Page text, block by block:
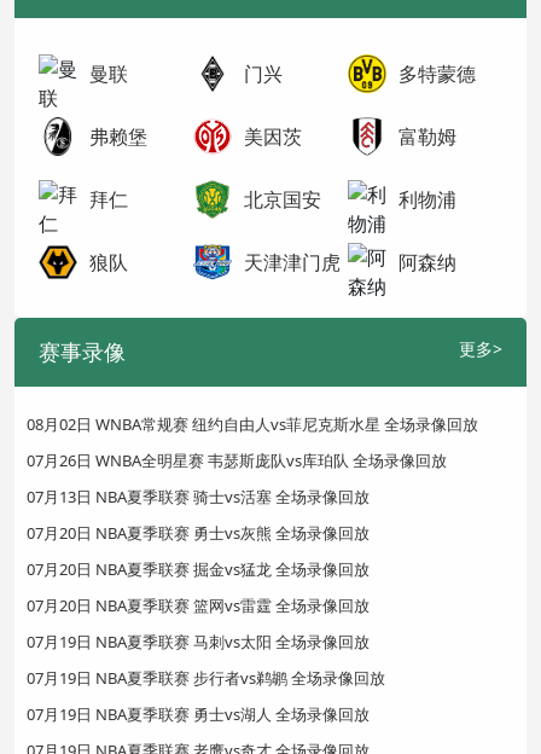
曼联 门兴 多特蒙德
弗赖堡 美因茨 富勒姆
拜仁 北京国安 利物浦
狼队 天津津门虎 阿森纳
赛事录像 更多>
08月02日 WNBA常规赛 纽约自由人vs菲尼克斯水星 全场录像回放
07月26日 WNBA全明星赛 韦瑟斯庞队vs库珀队 全场录像回放
07月13日 NBA夏季联赛 骑士vs活塞 全场录像回放
07月20日 NBA夏季联赛 勇士vs灰熊 全场录像回放
07月20日 NBA夏季联赛 掘金vs猛龙 全场录像回放
07月20日 NBA夏季联赛 篮网vs雷霆 全场录像回放
07月19日 NBA夏季联赛 马刺vs太阳 全场录像回放
07月19日 NBA夏季联赛 步行者vs鹈鹕 全场录像回放
07月19日 NBA夏季联赛 勇士vs湖人 全场录像回放